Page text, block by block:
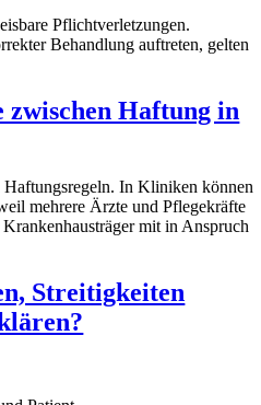
Pflichtverletzungen.
Behandlung auftreten, gelten
zwischen Haftung in
In Kliniken können
mehrere Ärzte und Pflegekräfte
mit in Anspruch
Streitigkeiten